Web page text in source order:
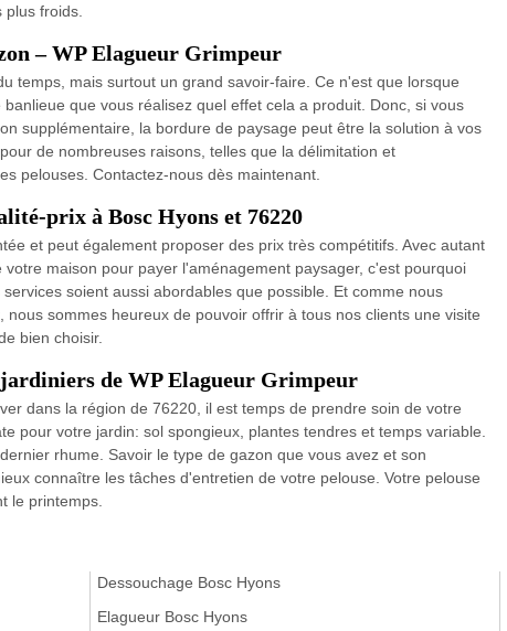
froids.
– WP Elagueur Grimpeur
temps, mais surtout un grand savoir-faire. Ce n'est que lorsque
que vous réalisez quel effet cela a produit. Donc, si vous
supplémentaire, la bordure de paysage peut être la solution à vos
de nombreuses raisons, telles que la délimitation et
pelouses. Contactez-nous dès maintenant.
prix à Bosc Hyons et 76220
et peut également proposer des prix très compétitifs. Avec autant
maison pour payer l'aménagement paysager, c'est pourquoi
soient aussi abordables que possible. Et comme nous
sommes heureux de pouvoir offrir à tous nos clients une visite
bien choisir.
de WP Elagueur Grimpeur
dans la région de 76220, il est temps de prendre soin de votre
pour votre jardin: sol spongieux, plantes tendres et temps variable.
rhume. Savoir le type de gazon que vous avez et son
connaître les tâches d'entretien de votre pelouse. Votre pelouse
le printemps.
Dessouchage Bosc Hyons
Elagueur Bosc Hyons